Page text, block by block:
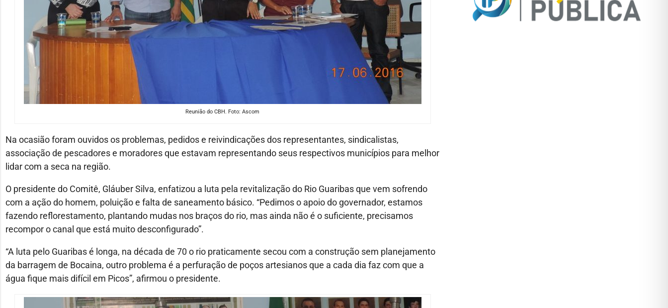
Reunião do CBH. Foto: Ascom
Na ocasião foram ouvidos os problemas, pedidos e reivindicações dos representantes, sindicalistas,
associação de pescadores e moradores que estavam representando seus respectivos municípios para melhor
lidar com a seca na região.
O presidente do Comitê, Gláuber Silva, enfatizou a luta pela revitalização do Rio Guaribas que vem sofrendo
com a ação do homem, poluição e falta de saneamento básico. “Pedimos o apoio do governador, estamos
fazendo reflorestamento, plantando mudas nos braços do rio, mas ainda não é o suficiente, precisamos
recompor o canal que está muito desconfigurado”.
“A luta pelo Guaribas é longa, na década de 70 o rio praticamente secou com a construção sem planejamento
da barragem de Bocaina, outro problema é a perfuração de poços artesianos que a cada dia faz com que a
água fique mais difícil em Picos”, afirmou o presidente.